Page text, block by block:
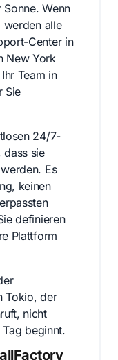
Wenn
werden alle
Center in
New York
Team in
Sie
24/7-
dass sie
Es
keinen
definieren
Plattform
Tokio, der
nicht
beginnt.